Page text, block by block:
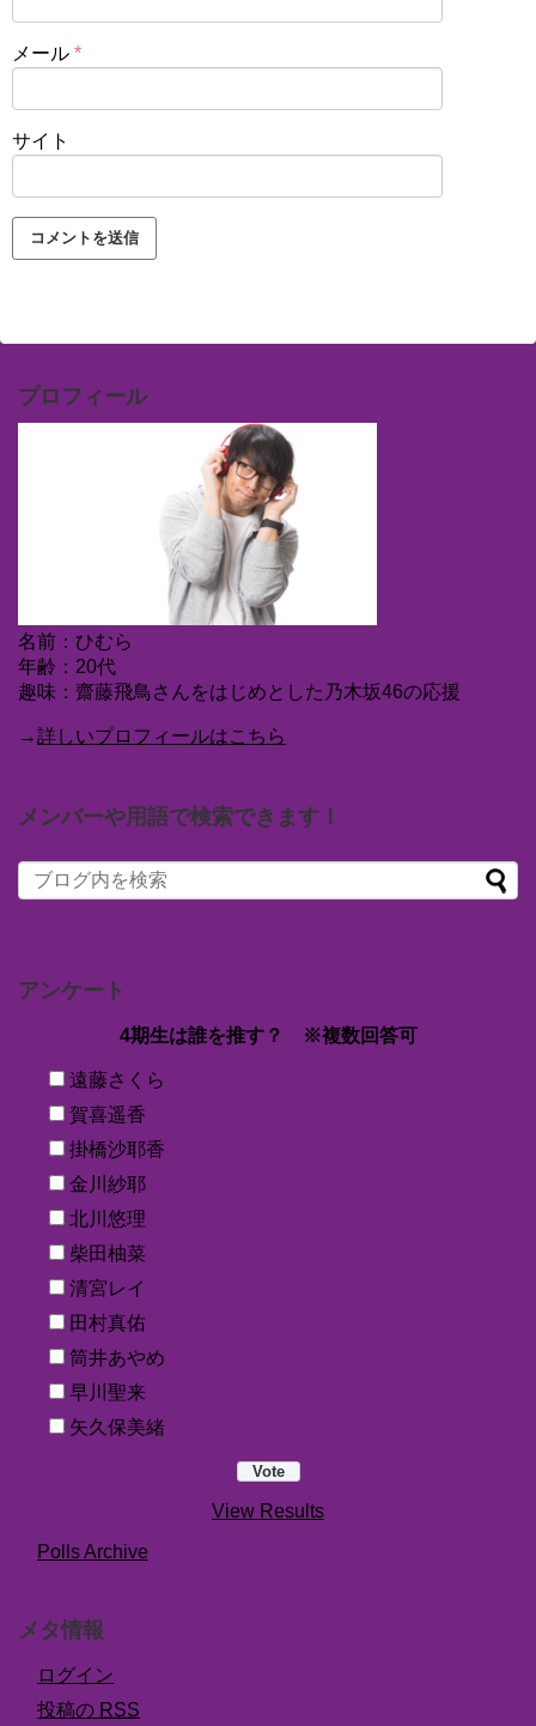
メール *
サイト
プロフィール
名前：ひむら
年齢：20代
趣味：齋藤飛鳥さんをはじめとした乃木坂46の応援
→詳しいプロフィールはこちら
メンバーや用語で検索できます！
アンケート
4期生は誰を推す？ ※複数回答可
遠藤さくら
賀喜遥香
掛橋沙耶香
金川紗耶
北川悠理
柴田柚菜
清宮レイ
田村真佑
筒井あやめ
早川聖来
矢久保美緒
View Results
Polls Archive
メタ情報
ログイン
投稿の RSS